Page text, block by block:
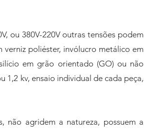
ou 380V-220V outras tensões podem
verniz poliéster, invólucro metálico em
em grão orientado (GO) ou não
1,2 kv, ensaio individual de cada peça,
não agridem a natureza, possuem a